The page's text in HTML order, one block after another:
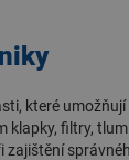
které
filtry,
zajištění